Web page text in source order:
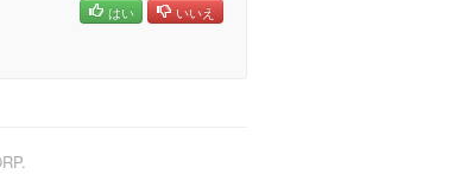
はい いいえ